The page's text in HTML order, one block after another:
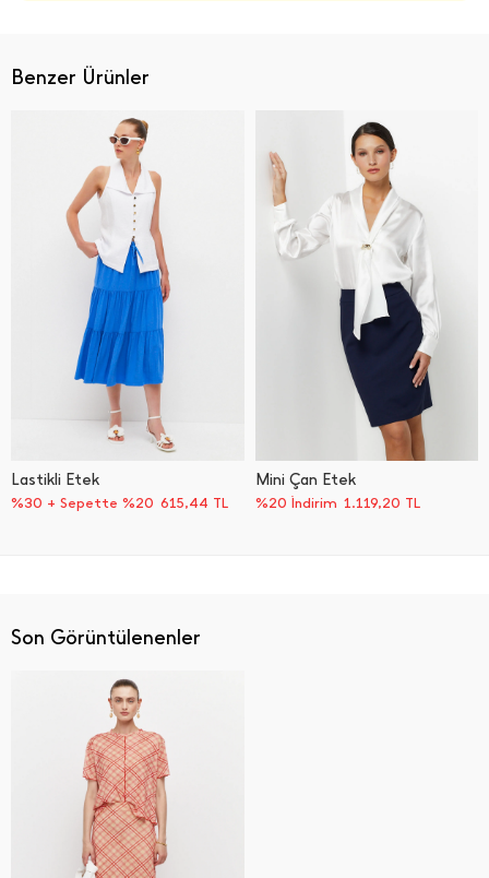
Benzer Ürünler
Lastikli Etek
%30 + Sepette %20 615,44 TL
Mini Çan Etek
%20 İndirim 1.119,20 TL
Son Görüntülenenler